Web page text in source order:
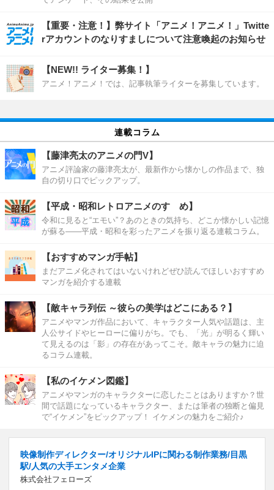
【重要・注意！】弊サイト「アニメ！アニメ！」Twitte
rアカウントのなりすましについて注意喚起のお知らせ
【NEW!! ライター募集！】
アニメ！アニメ！では、記事執筆ライターを募集しています。
連載コラム
【藤津亮太のアニメの門V】
アニメ評論家の藤津亮太が、最新作から懐かしの作品まで、独
自の切り口でピックアップ。
【平成・昭和レトロアニメのすゝめ】
令和に見ると“エモい”？あのときの気持ち、どこか懐かしい記憶
が蘇る――平成・昭和を彩ったアニメを振り返る連載コラム。
【おすすめマンガ手帖】
まだアニメ化されてはいないけれどぜひ読んでほしいおすすめ
マンガを紹介する連載
【敵キャラ列伝 ～彼らの美学はどこにある？】
アニメやマンガ作品において、キャラクター人気や話題は、主
人公サイドやヒーローに偏りがち。でも、「光」が明るく輝い
て見えるのは「影」の存在があってこそ。敵キャラの魅力に迫
るコラム連載。
【私のイケメン図鑑】
アニメやマンガのキャラクターに恋したことはありますか？世
間で話題になっているキャラクター、または筆者の独断と偏見
で“イケメン”をピックアップ！ イケメンの魅力をご紹介♪
映像制作ディレクター/オリジナルIPに関わる制作業務/目黒
駅/人気の大手エンタメ企業
株式会社フェローズ